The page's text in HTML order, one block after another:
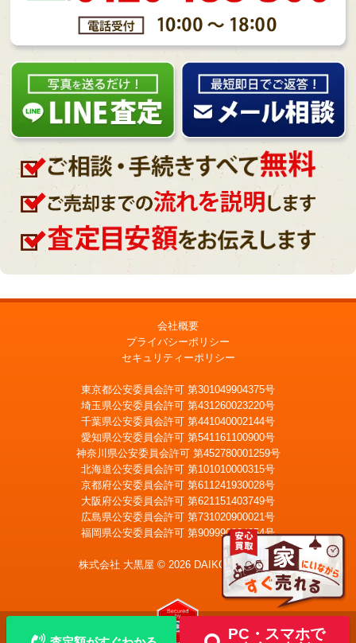
PC・スマホで
LINE査定 メール査定
宅配買取を申込む
会社概要
プライバシーポリシー
セキュリティーポリシー
東京都公安委員会許可 第301049904375号
埼玉県公安委員会許可 第431260023220号
千葉県公安委員会許可 第441040002144号
愛知県公安委員会許可 第541161100900号
神奈川県公安委員会許可 第452780001259号
北海道公安委員会許可 第101010000315号
京都府公安委員会許可 第611241930028号
大阪府公安委員会許可 第621151403749号
広島県公安委員会許可 第731020900021号
福岡県公安委員会許可 第909990034054号
株式会社 大黒屋 © 2026 DAIKOKUYA, Inc.